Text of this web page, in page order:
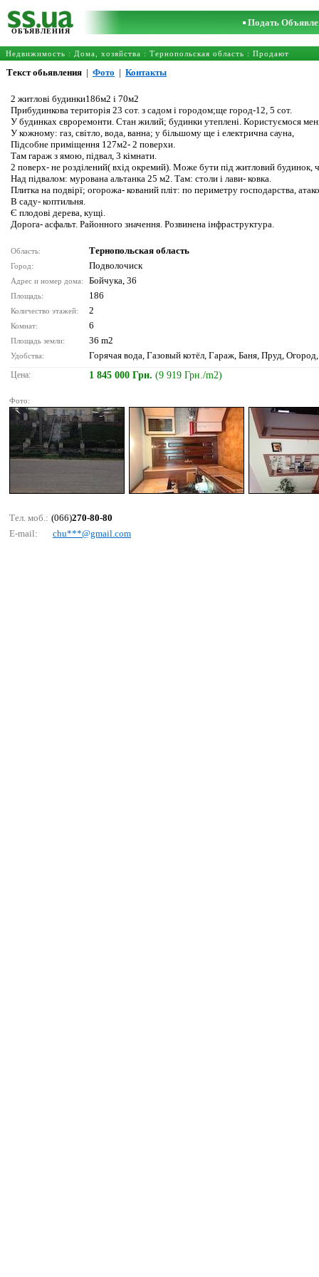
ОБЪЯВЛЕНИЯ
Подать
Недвижимость : Дома, хозяйства : Тернопольская область : Продают
Текст обьявления | Фото | Контакты
2 житлові будинки186м2 і 70м2
Прибудинкова територія 23 сот. з садом і городом;ще город-12, 5 сот.
У будинках євроремонти. Стан жилий; будинки утеплені. Користуємося
У кожному: газ, світло, вода, ванна; у більшому ще і електрична сауна,
Підсобне приміщення 127м2- 2 поверхи.
Там гараж з ямою, підвал, 3 кімнати.
2 поверх- не розділений( вхід окремий). Може бути під житловий будинок,
Над підвалом: мурована альтанка 25 м2. Там: столи і лави- ковка.
Плитка на подвірї; огорожа- кований пліт: по периметру господарства,
В саду- коптильня.
Є плодові дерева, кущі.
Дорога- асфальт. Районного значення. Розвинена інфраструктура.
Область: Тернопольская область
Город: Подволочиск
Адрес и номер дома: Бойчука, 36
Площадь: 186
Количество этажей: 2
Комнат: 6
Площадь земли: 36 m2
Удобства: Горячая вода, Газовый котёл, Гараж, Баня, Пруд,
Цена: 1 845 000 Грн. (9 919 Грн./m2)
Фото:
Тел. моб.: (066)270-80-80
E-mail:
сhu***@gmаil.соm